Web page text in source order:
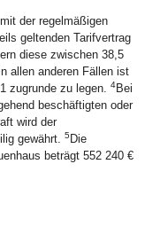
der regelmäßigen
geltenden Tarifvertrag
diese zwischen 38,5
In allen anderen Fällen ist
zugrunde zu legen. 4Bei
beschäftigten oder
wird der
gewährt. 5 Die
beträgt 552 240 €